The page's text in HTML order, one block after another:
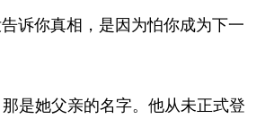
诉你真相，是因为怕你成为下一
是她父亲的名字。他从未正式登